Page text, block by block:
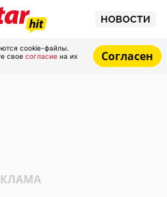
НОВОСТИ
cookie-файлы.
свое согласие на их
Согласен